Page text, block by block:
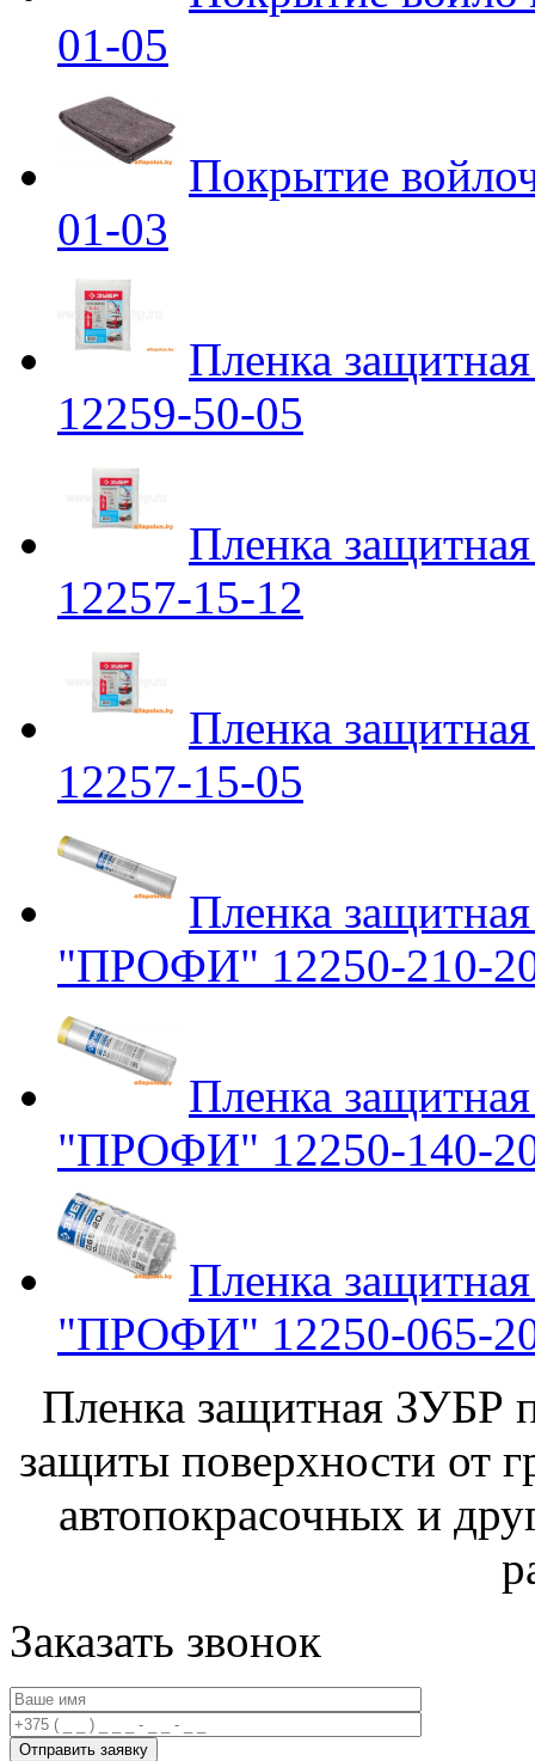
01-05
Покрытие
01-03
Пленка
12259-50-05
Пленка
12257-15-12
Пленка
12257-15-05
Пленка
"ПРОФИ" 12250-210-
Пленка
"ПРОФИ" 12250-140-
Пленка
"ПРОФИ" 12250-065-
Пленка защитная ЗУБР
защиты поверхности от
автопокрасочных и
Заказать звонок